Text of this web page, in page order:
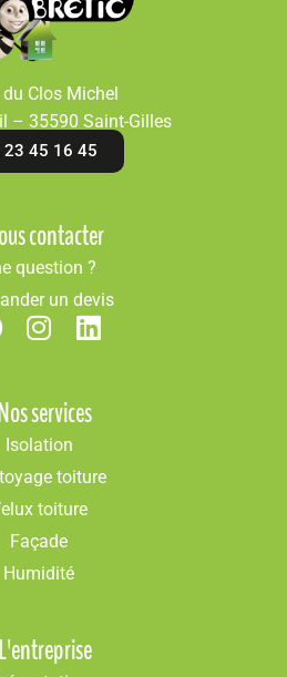
du Clos Michel
– 35590 Saint-Gilles
23 45 16 45
contacter
question ?
un devis
services
Isolation
toiture
toiture
Façade
Humidité
L'entreprise